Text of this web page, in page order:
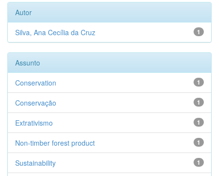
Autor
1
Silva, Ana Cecília da Cruz
Assunto
1
Conservation
1
Conservação
1
Extrativismo
1
Non-timber forest product
1
Sustainability